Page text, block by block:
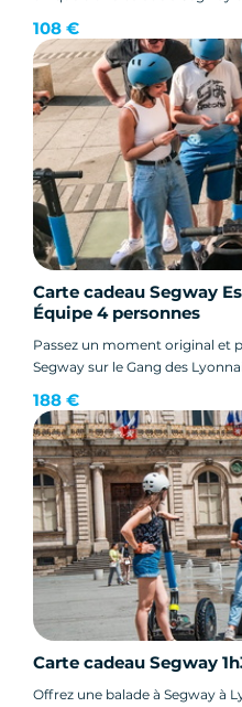
108 €
Carte cadeau Segway
Équipe 4 personnes
Passez un moment original et
Segway sur le Gang des
188 €
Carte cadeau Segway
Offrez une balade à Segway à